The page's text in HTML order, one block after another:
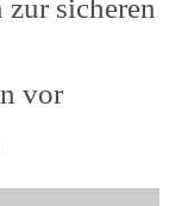
sicheren
vor